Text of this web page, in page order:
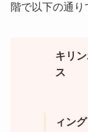
階で以下の通り
キリ
ィング